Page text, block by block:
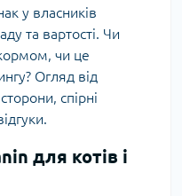
у власників
та вартості. Чи
чи це
Огляд від
спірні
для котів і